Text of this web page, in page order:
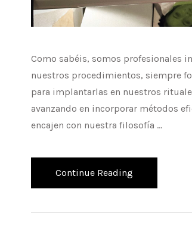
Como sabéis, somos profesionales
nuestros procedimientos, siempre
para implantarlas en nuestros
avanzando en incorporar métodos
encajen con nuestra filosofía …
Continue Reading